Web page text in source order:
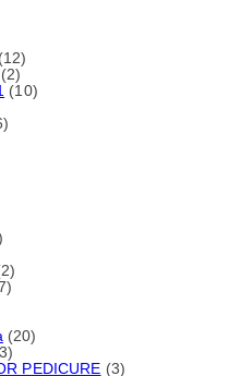
(12)
(2)
(10)
(20)
PEDICURE (3)